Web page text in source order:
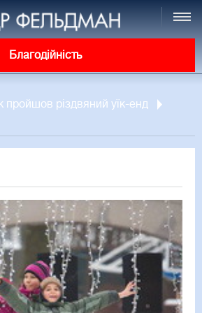
Благодійність
різдвяний уїк-енд